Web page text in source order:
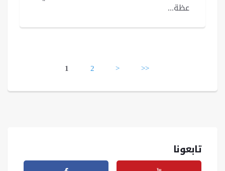
عظة...
1 2 > >>
تابعونا